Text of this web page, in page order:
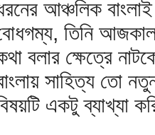
আঞ্চলিক
তিনি
বলার ক্ষেত্রে
সাহিত্য তো
একটু ব্যাখ্যা